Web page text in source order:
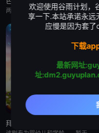
37
46
49
52
两位好姐妹将播客转为悬疑推理节目，在海滩嘉年华追查连环失窃谜案的冒险经历
动画
拜斯:格雷夫
欢迎使用谷雨计划，
享一下.本站承诺永远
应慢是因为套了
下载
最新网址
址